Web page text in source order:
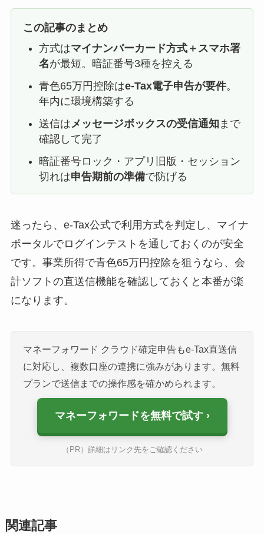
この記事のまとめ
方式はマイナンバーカード方式＋スマホ署
名が最短。暗証番号3種を控える
青色65万円控除はe-Tax電子申告が要件。
年内に環境構築する
送信はメッセージボックスの受信通知 まで
確認して完了
暗証番号ロック・アプリ旧版・セッション
切れは申告期前の準備で防げる
迷ったら、e-Tax公式で利用方式を判定し、マイナ
ポータルでログインテストを通しておくのが安全
です。事業所得で青色65万円控除を狙うなら、会
計ソフトの直送信機能を確認しておくと本番が楽
になります。
マネーフォワード クラウド確定申告もe-Tax直送信
に対応し、複数口座の連携に強みがあります。無料
プランで送信までの操作感を確かめられます。
マネーフォワードを無料で試す
（PR）詳細はリンク先をご確認ください
関連記事